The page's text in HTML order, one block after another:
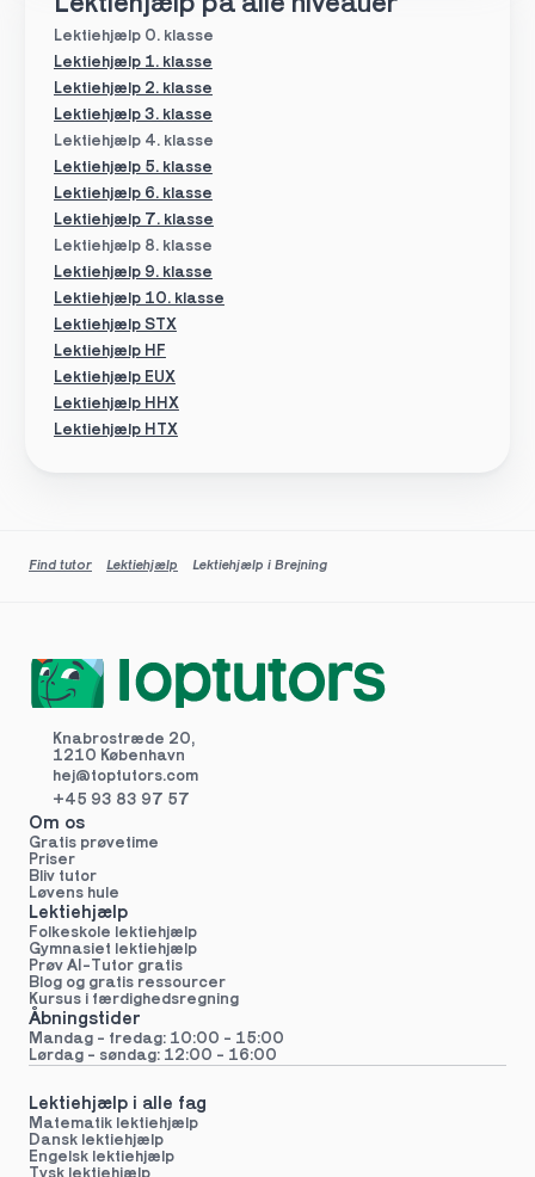
Lektiehjælp 0. klasse
Lektiehjælp 4. klasse
Lektiehjælp 5. klasse
Lektiehjælp 8. klasse
Lektiehjælp 1. klasse
Lektiehjælp 6. klasse
Lektiehjælp 7. klasse
Lektiehjælp 2. klasse
Lektiehjælp 3. klasse
Lektiehjælp 9. klasse
Lektiehjælp 10. klasse
Lektiehjælp HF
Lektiehjælp EUX
Lektiehjælp STX
Lektiehjælp HHX
Lektiehjælp HTX
Find tutor Lektiehjælp Lektiehjælp i Brejning
Knabrostræde 20,
1210 København
hej@toptutors.com
+45 93 83 97 57
Om os
Gratis prøvetime
Priser
Bliv tutor
Løvens hule
Lektiehjælp
Folkeskole lektiehjælp
Gymnasiet lektiehjælp
Prøv AI-Tutor gratis
Blog og gratis ressourcer
Kursus i færdighedsregning
Åbningstider
Mandag - fredag: 10:00 - 15:00
Lørdag - søndag: 12:00 - 16:00
Lektiehjælp i alle fag
Matematik lektiehjælp
Dansk lektiehjælp
Engelsk lektiehjælp